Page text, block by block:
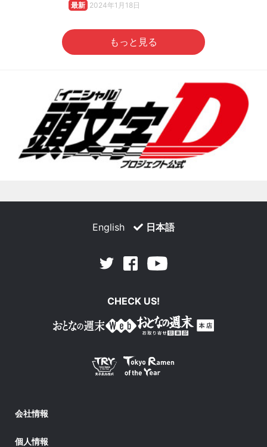
最新 2024年1月18日
もっと見る
English 日本語
Twitter Facebook
CHECK US!
会社情報
個人情報